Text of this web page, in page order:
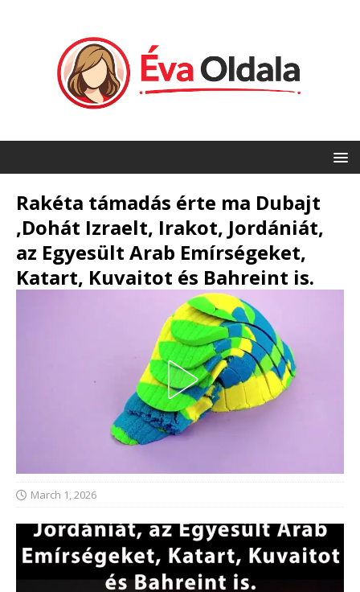
Rakéta támadás érte ma Dubajt
,Dohát Izraelt, Irakot, Jordániát,
az Egyesült Arab Emírségeket,
Katart, Kuvaitot és Bahreint is.
March 1, 2026